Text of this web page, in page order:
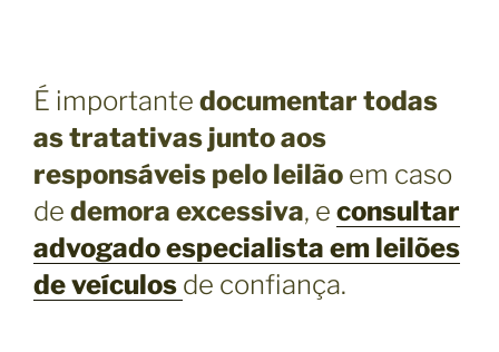
É importante documentar todas
as tratativas junto aos
responsáveis pelo leilão em caso
de demora excessiva, e consultar
advogado especialista em leilões
de veículos de confiança.